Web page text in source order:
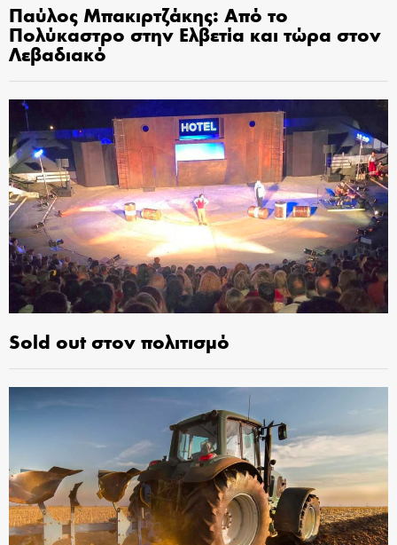
Παύλος Μπακιρτζάκης: Από το
Πολύκαστρο στην Ελβετία και τώρα στον
Λεβαδιακό
Sold out στον πολιτισμό